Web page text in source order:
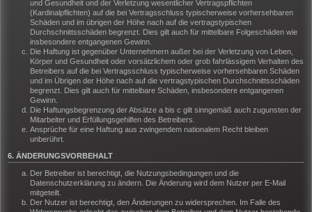
und Gesundheit und der Verletzung wesentlicher Vertragspflichten
(Kardinalpflichten) auf die bei Vertragsschluss typischerweise vorhersehbaren
Schäden und im übrigen der Höhe nach auf die vertragstypischen
Durchschnittsschäden begrenzt. Dies gilt auch für mittelbare Folgeschäden wie
insbesondere entgangenen Gewinn.
Die Haftung ist gegenüber Unternehmern außer bei der Verletzung von Leben,
Körper und Gesundheit oder vorsätzlichem oder grob fahrlässigem Verhalten des
Betreibers auf die bei Vertragsschluss typischerweise vorhersehbaren Schäden
und im Übrigen der Höhe nach auf die vertragstypischen Durchschnittsschäden
begrenzt. Dies gilt auch für mittelbare Schäden, insbesondere entgangenen
Gewinn.
Die Haftungsbegrenzung der Absätze a bis c gilt sinngemäß auch zugunsten der
Mitarbeiter und Erfüllungsgehilfen des Betreibers.
Ansprüche für eine Haftung aus zwingendem nationalem Recht bleiben
unberührt.
6. ÄNDERUNGSVORBEHALT
Der Betreiber ist berechtigt, die Nutzungsbedingungen und die
Datenschutzerklärung zu ändern. Die Änderung wird dem Nutzer per E-Mail
mitgeteilt.
Der Nutzer ist berechtigt, den Änderungen zu widersprechen. Im Falle des